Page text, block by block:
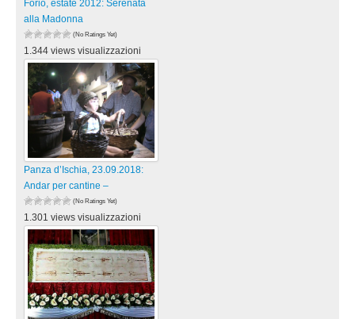
Forio, estate 2012: Serenata
alla Madonna
(No Ratings Yet)
1.344 views visualizzazioni
Panza d’Ischia, 23.09.2018:
Andar per cantine –
(No Ratings Yet)
1.301 views visualizzazioni